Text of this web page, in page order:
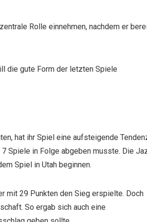
Rolle einnehmen, nachdem er
die gute Form der letzten Spiele
hat ihr Spiel eine aufsteigende
Spiele in Folge abgeben musste. Die
Spiel in Utah beginnen.
mit 29 Punkten den Sieg erspielte. Doch
So ergab sich auch eine